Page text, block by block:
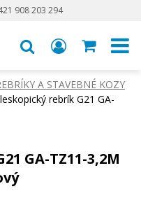
908 203 294
A STAVEBNÉ KOZY
rebrík G21 GA-
GA-TZ11-3,2M